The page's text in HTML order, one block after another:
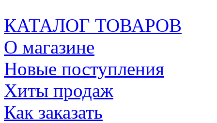
КАТАЛОГ ТОВАРОВ
О магазине
Новые поступления
Хиты продаж
Как заказать